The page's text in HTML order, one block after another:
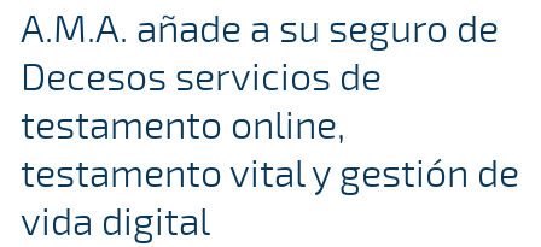
A.M.A. añade a su seguro de
Decesos servicios de
testamento online,
testamento vital y gestión de
vida digital